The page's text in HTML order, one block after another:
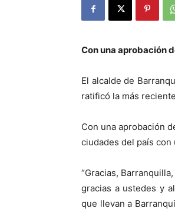
Con una aprobación
El alcalde de
ratificó la más
Con una aprobación
ciudades del país con
“Gracias,
gracias a ustedes y
que llevan a